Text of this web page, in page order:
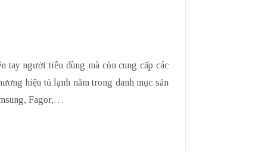
tay người tiêu dùng mà còn cung cấp các
hiệu tủ lạnh nằm trong danh mục sản
Fagor,…